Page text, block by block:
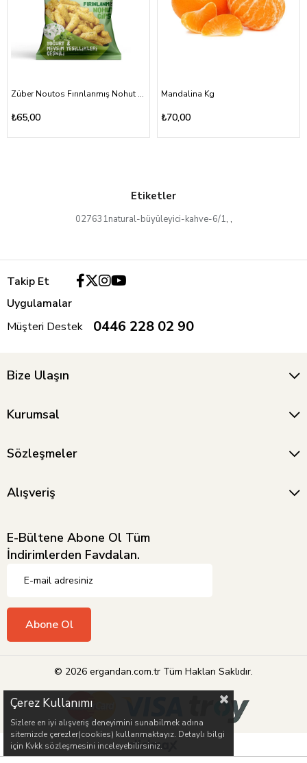
Züber Noutos Fırınlanmış Nohut Cipsi Yoğurt Mevsim Yeşillikleri 55gr
₺65,00
Mandalina Kg
₺70,00
Etiketler
027631natural-büyüleyici-kahve-6/1, ,
Takip Et
Uygulamalar
Müşteri Destek
0446 228 02 90
Bize Ulaşın
Kurumsal
Sözleşmeler
Alışveriş
E-Bültene Abone Ol Tüm
İndirimlerden Favdalan.
Abone Ol
© 2026 ergandan.com.tr Tüm Hakları Saklıdır.
Çerez Kullanımı
Sizlere en iyi alışveriş deneyimini sunabilmek adına
sitemizde çerezler(cookies) kullanmaktayız. Detaylı bilgi
için Kvkk sözleşmesini inceleyebilirsiniz.